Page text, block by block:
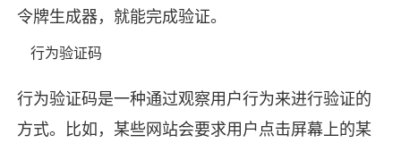
令牌生成器，就能完成验证。
行为验证码
行为验证码是一种通过观察用户行为来进行验证的
方式。比如，某些网站会要求用户点击屏幕上的某